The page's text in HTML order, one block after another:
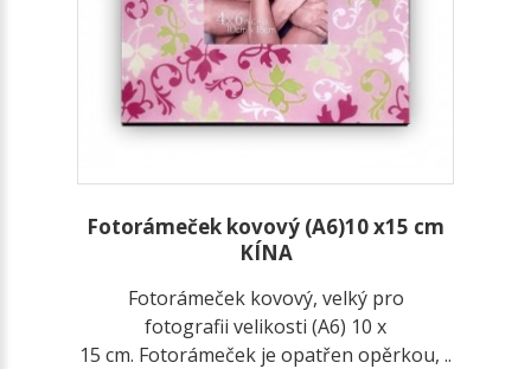
Fotorámeček kovový (A6)10 x15 cm
KÍNA
Fotorámeček kovový, velký pro
fotografii velikosti (A6) 10 x
15 cm. Fotorámeček je opatřen opěrkou, ..